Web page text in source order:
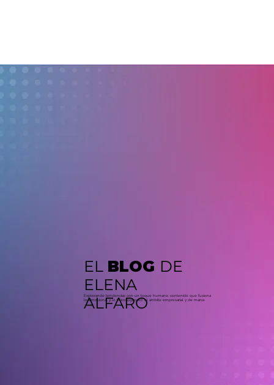
EL BLOG DE
ELENA
ALFARO
Explorando tendencias con un toque humano: contenido que fusiona
lo emocional y lo psicológico en el ámbito empresarial y de marca.